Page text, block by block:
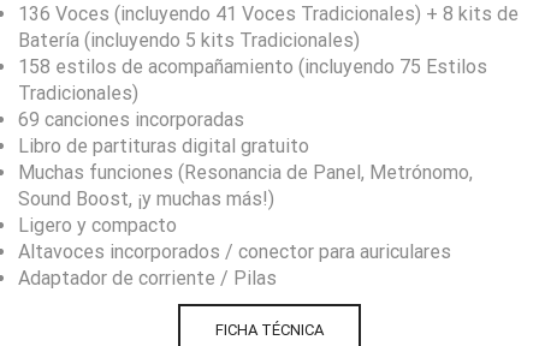
136 Voces (incluyendo 41 Voces Tradicionales) + 8 kits de
Batería (incluyendo 5 kits Tradicionales)
158 estilos de acompañamiento (incluyendo 75 Estilos
Tradicionales)
69 canciones incorporadas
Libro de partituras digital gratuito
Muchas funciones (Resonancia de Panel, Metrónomo,
Sound Boost, ¡y muchas más!)
Ligero y compacto
Altavoces incorporados / conector para auriculares
Adaptador de corriente / Pilas
FICHA TÉCNICA